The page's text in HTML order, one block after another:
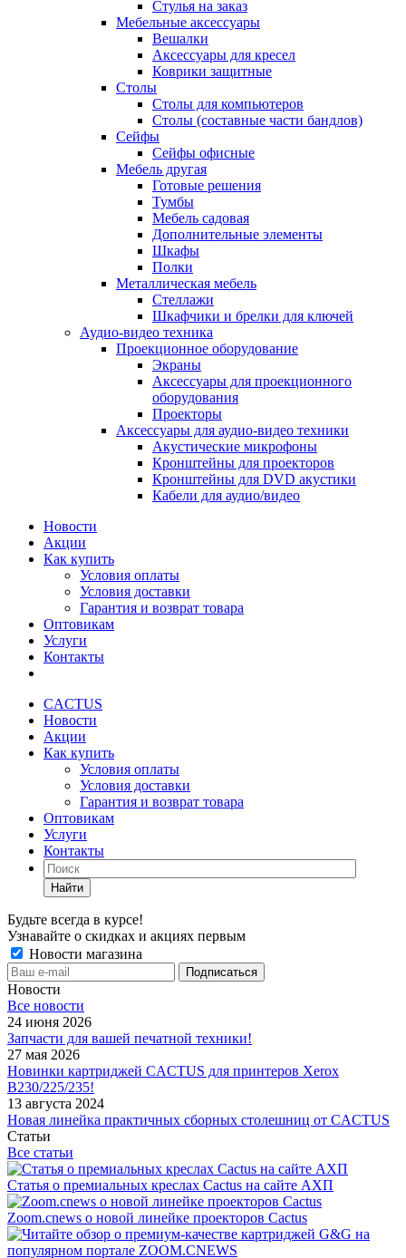
Стулья на заказ
Мебельные аксессуары
Вешалки
Аксессуары для кресел
Коврики защитные
Столы
Столы для компьютеров
Столы (составные части бандлов)
Сейфы
Сейфы офисные
Мебель другая
Готовые решения
Тумбы
Мебель садовая
Дополнительные элементы
Шкафы
Полки
Металлическая мебель
Стеллажи
Шкафчики и брелки для ключей
Аудио-видео техника
Проекционное оборудование
Экраны
Аксессуары для проекционного
оборудования
Проекторы
Аксессуары для аудио-видео техники
Акустические микрофоны
Кронштейны для проекторов
Кронштейны для DVD акустики
Кабели для аудио/видео
Новости
Акции
Как купить
Условия оплаты
Условия доставки
Гарантия и возврат товара
Оптовикам
Услуги
Контакты
CACTUS
Новости
Акции
Как купить
Условия оплаты
Условия доставки
Гарантия и возврат товара
Оптовикам
Услуги
Контакты
Найти
Будьте всегда в курсе!
Узнавайте о скидках и акциях первым
Новости магазина
Новости
Все новости
24 июня 2026
Запчасти для вашей печатной техники!
27 мая 2026
Новинки картриджей CACTUS для принтеров Xerox
B230/225/235!
13 августа 2024
Новая линейка практичных сборных столешниц от CACTUS
Статьи
Все статьи
Статья о премиальных креслах Cactus на сайте АХП
Zoom.cnews о новой линейке проекторов Cactus